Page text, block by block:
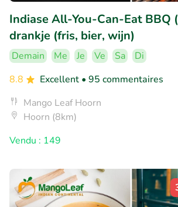
Indiase All-You-Can-Eat BBQ
drankje (fris, bier, wijn)
Demain Me Je Ve Sa
Di
8.8
Excellent • 95 commentaires
Mango Leaf Hoorn
Hoorn (8km)
Vendu : 149